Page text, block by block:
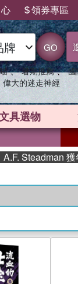
領券專區
GO
、 暑期推薦 、
偉大的迷走神經
具選物
獲年度作